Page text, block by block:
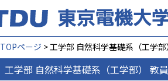
TOPページ > 工学部 自然科学基礎系（工学部）
工学部 自然科学基礎系（工学部） 教